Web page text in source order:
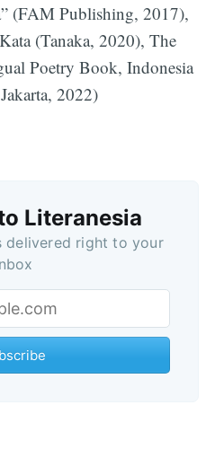
(FAM Publishing, 2017),
(Tanaka, 2020), The
Poetry Book, Indonesia
2022)
Literanesia
delivered right to your